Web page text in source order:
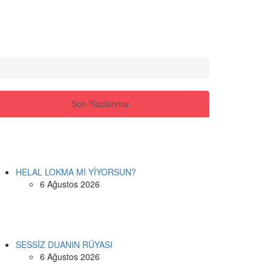
Son Yazılarımız
HELAL LOKMA MI YİYORSUN?
6 Ağustos 2026
SESSİZ DUANIN RÜYASI
6 Ağustos 2026